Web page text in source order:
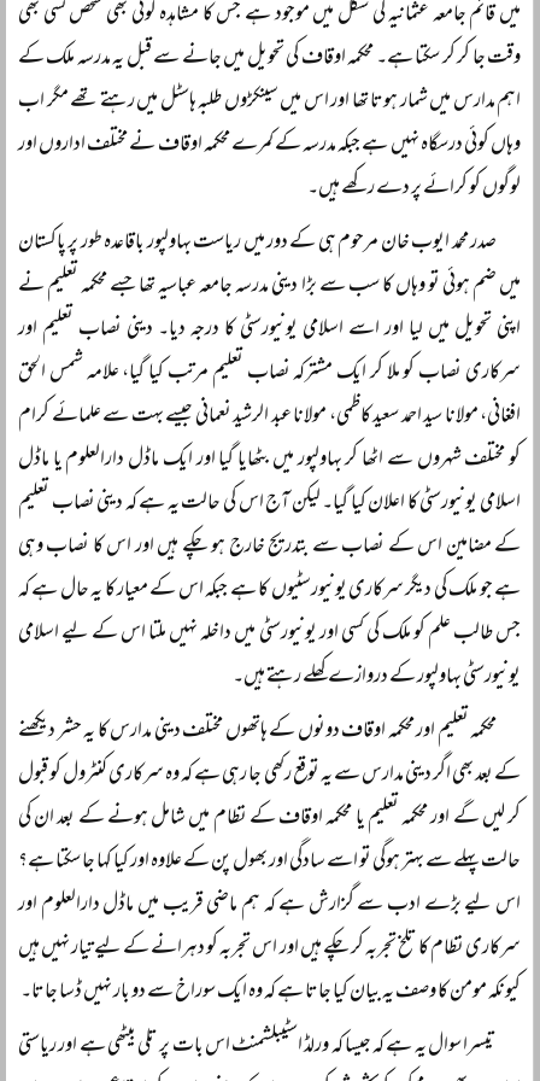
میں قائم جامعہ عثمانیہ کی شکل میں موجود ہے جس کا مشاہدہ کوئی بھی شخص کسی بھی
وقت جا کر کر سکتا ہے۔ محکمہ اوقاف کی تحویل میں جانے سے قبل یہ مدرسہ ملک کے
اہم مدارس میں شمار ہوتا تھا اور اس میں سینکڑوں طلبہ ہاسٹل میں رہتے تھے مگر اب
وہاں کوئی درسگاہ نہیں ہے جبکہ مدرسہ کے کمرے محکمہ اوقاف نے مختلف اداروں اور
لوگوں کو کرائے پر دے رکھے ہیں۔
صدر محمد ایوب خان مرحوم ہی کے دور میں ریاست بہاولپور باقاعدہ طور پر پاکستان
میں ضم ہوئی تو وہاں کا سب سے بڑا دینی مدرسہ جامعہ عباسیہ تھا جسے محکمہ تعلیم نے
اپنی تحویل میں لیا اور اسے اسلامی یونیورسٹی کا درجہ دیا۔ دینی نصاب تعلیم اور
سرکاری نصاب کو ملا کر ایک مشترکہ نصاب تعلیم مرتب کیا گیا، علامہ شمس الحق
افغانی، مولانا سید احمد سعید کاظمی، مولانا عبد الرشید نعمانی جیسے بہت سے علمائے کرام
کو مختلف شہروں سے اٹھا کر بہاولپور میں بٹھایا گیا اور ایک ماڈل دارالعلوم یا ماڈل
اسلامی یونیورسٹی کا اعلان کیا گیا۔ لیکن آج اس کی حالت یہ ہے کہ دینی نصاب تعلیم
کے مضامین اس کے نصاب سے بتدریج خارج ہو چکے ہیں اور اس کا نصاب وہی
ہے جو ملک کی دیگر سرکاری یونیورسٹیوں کا ہے جبکہ اس کے معیار کا یہ حال ہے کہ
جس طالب علم کو ملک کی کسی اور یونیورسٹی میں داخلہ نہیں ملتا اس کے لیے اسلامی
یونیورسٹی بہاولپور کے دروازے کھلے رہتے ہیں۔
محکمہ تعلیم اور محکمہ اوقاف دونوں کے ہاتھوں مختلف دینی مدارس کا یہ حشر دیکھنے
کے بعد بھی اگر دینی مدارس سے یہ توقع رکھی جا رہی ہے کہ وہ سرکاری کنٹرول کو قبول
کر لیں گے اور محکمہ تعلیم یا محکمہ اوقاف کے نظام میں شامل ہونے کے بعد ان کی
حالت پہلے سے بہتر ہوگی تو اسے سادگی اور بھول پن کے علاوہ اور کیا کہا جا سکتا ہے؟
اس لیے بڑے ادب سے گزارش ہے کہ ہم ماضی قریب میں ماڈل دارالعلوم اور
سرکاری نظام کا تلخ تجربہ کر چکے ہیں اور اس تجربہ کو دہرانے کے لیے تیار نہیں ہیں
کیونکہ مومن کا وصف یہ بیان کیا جاتا ہے کہ وہ ایک سوراخ سے دو بار نہیں ڈسا جاتا۔
تیسرا سوال یہ ہے کہ جیسا کہ ورلڈ اسٹیبلشمنٹ اس بات پر تلی بیٹھی ہے اور ریاستی